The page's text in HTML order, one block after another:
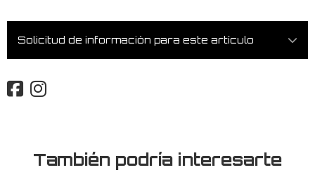
Solicitud de información para este artículo
También podría interesarte